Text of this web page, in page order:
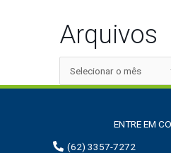
Arquivos
ENTRE EM
(62) 3357-7272